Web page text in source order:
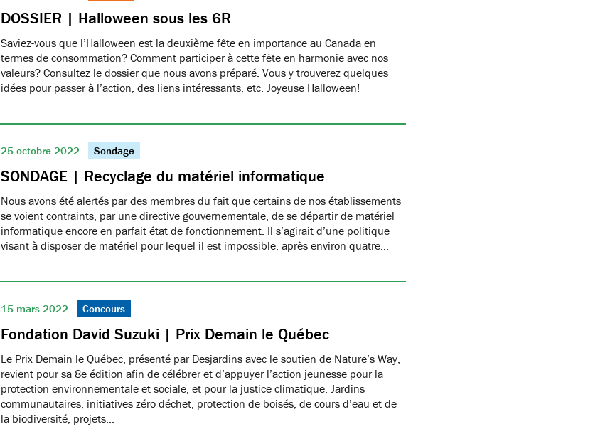
DOSSIER | Halloween sous les 6R
Saviez-vous que l’Halloween est la deuxième fête en importance au Canada en
termes de consommation? Comment participer à cette fête en harmonie avec nos
valeurs? Consultez le dossier que nous avons préparé. Vous y trouverez quelques
idées pour passer à l’action, des liens intéressants, etc. Joyeuse Halloween!
25 octobre 2022 Sondage
SONDAGE | Recyclage du matériel informatique
Nous avons été alertés par des membres du fait que certains de nos établissements
se voient contraints, par une directive gouvernementale, de se départir de matériel
informatique encore en parfait état de fonctionnement. Il s’agirait d’une politique
visant à disposer de matériel pour lequel il est impossible, après environ quatre…
15 mars 2022 Concours
Fondation David Suzuki | Prix Demain le Québec
Le Prix Demain le Québec, présenté par Desjardins avec le soutien de Nature’s Way,
revient pour sa 8e édition afin de célébrer et d’appuyer l’action jeunesse pour la
protection environnementale et sociale, et pour la justice climatique. Jardins
communautaires, initiatives zéro déchet, protection de boisés, de cours d’eau et de
la biodiversité, projets…